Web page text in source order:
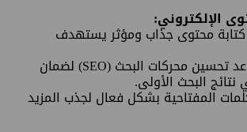
الإلكتروني:
محتوى جذاب ومؤثر يستهدف
الالتزام بقواعد تحسين محركات البحث (SEO) لضمان
البحث الأولى.
المفتاحية بشكل فعال لجذب المزيد